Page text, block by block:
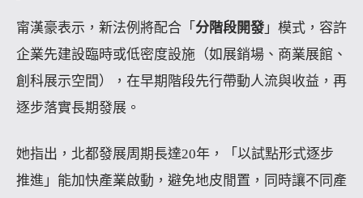
甯漢豪表示，新法例將配合「 分階段開發 」模式，容許
企業先建設臨時或低密度設施（如展銷場、商業展館、
創科展示空間），在早期階段先行帶動人流與收益，再
逐步落實長期發展。
她指出，北都發展周期長達20年，「以試點形式逐步
推進」能加快產業啟動，避免地皮閒置，同時讓不同產